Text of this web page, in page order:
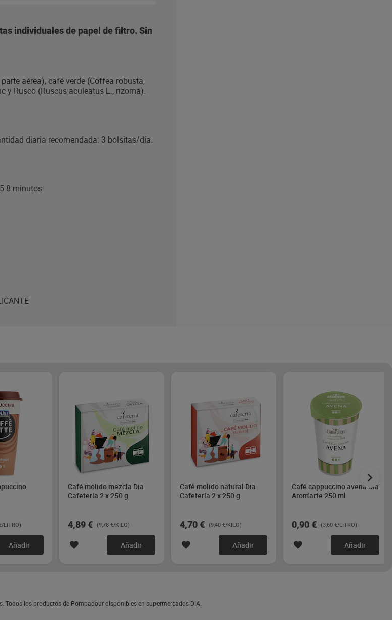
individuales de papel de filtro. Sin
aérea), café verde (Coffea robusta,
y Rusco (Ruscus aculeatus L., rizoma).
diaria recomendada: 3 bolsitas/día.
8 minutos
LITRO)
Añadir
Café molido mezcla Dia
Cafetería 2 x 250 g
4,89 € (9,78 €/KILO)
Añadir
Café molido natural Dia
Cafetería 2 x 250 g
4,70 € (9,40 €/KILO)
Añadir
Café cappuccino avena Dia
Arom'arte 250 ml
0,90 € (3,60 €/LITRO)
Añadir
los productos de Pompadour disponibles en supermercados DIA.